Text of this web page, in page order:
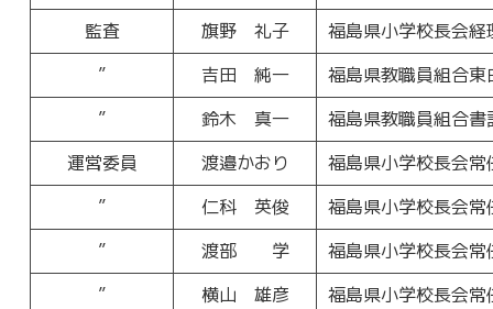
監査
旗野 礼子
福島県小学校長会経
”
吉田 純一
福島県教職員組合東
”
鈴木 真一
福島県教職員組合書
運営委員
渡邉かおり
福島県小学校長会常
”
仁科 英俊
福島県小学校長会常
”
渡部 学
福島県小学校長会常
”
横山 雄彦
福島県小学校長会常